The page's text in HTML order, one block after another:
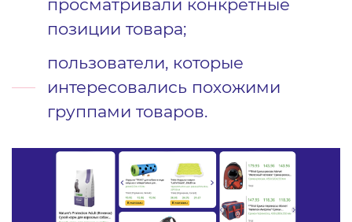
позиции товара;
пользователи, которые
интересовались похожими
группами товаров.